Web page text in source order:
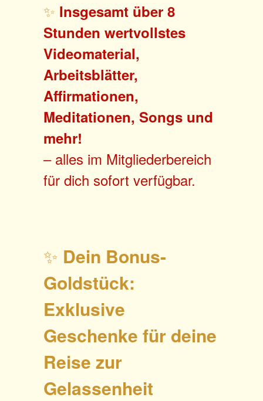
✨ Insgesamt über 8
Stunden wertvollstes
Videomaterial,
Arbeitsblätter,
Affirmationen,
Meditationen, Songs und
mehr!
– alles im Mitgliederbereich
für dich sofort verfügbar.
✨ Dein Bonus-
Goldstück:
Exklusive
Geschenke für deine
Reise zur
Gelassenheit